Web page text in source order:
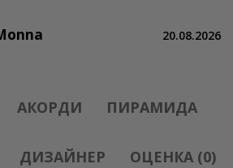
20.08.2026
АКОРДИ ПИРАМИДА
ДИЗАЙНЕР ОЦЕНКА (0)